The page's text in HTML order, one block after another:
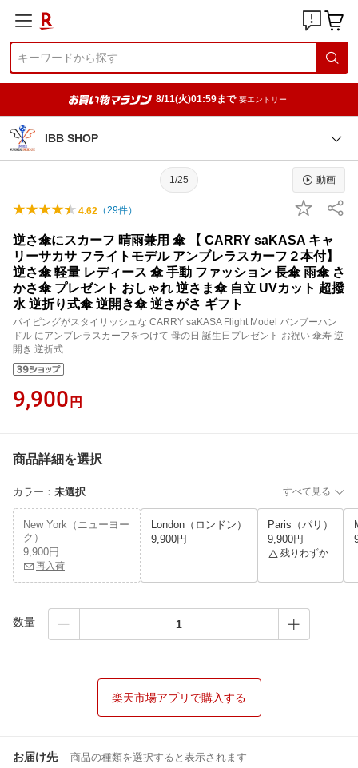
8/11(火)01:59まで 要エントリー
IBB SHOP
1/25 動画
4.62 （29件）
逆さ傘にスカーフ 晴雨兼用 傘 【 CARRY saKASA キャ
リーサカサ フライトモデル アンブレラスカーフ２本付】
逆さ傘 軽量 レディース 傘 手動 ファッション 長傘 雨傘 さ
かさ傘 プレゼント おしゃれ 逆さま傘 自立 UVカット 超撥
水 逆折り式傘 逆開き傘 逆さがさ ギフト
パイピングがスタイリッシュな CARRY saKASA Flight Model バンブーハン
ドル にアンブレラスカーフをつけて 母の日 誕生日プレゼント お祝い 傘寿 逆
開き 逆折式
9,900 円
商品詳細を選択
カラー ： 未選択 すべて見る
New York（ニューヨー
ク）
9,900円
再入荷
London（ロンドン）
9,900円
Paris（パリ）
9,900円
残りわずか
数量
楽天市場アプリで購入する
お届け先 商品の種類を選択すると表示されます